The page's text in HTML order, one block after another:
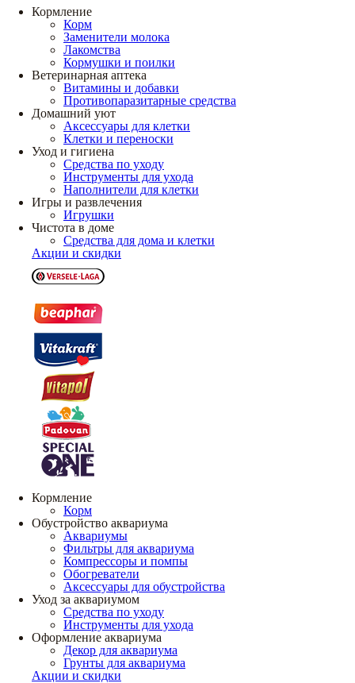
Кормление
Корм
Заменители молока
Лакомства
Кормушки и поилки
Ветеринарная аптека
Витамины и добавки
Противопаразитарные средства
Домашний уют
Аксессуары для клетки
Клетки и переноски
Уход и гигиена
Средства по уходу
Инструменты для ухода
Наполнители для клетки
Игры и развлечения
Игрушки
Чистота в доме
Средства для дома и клетки
Акции и скидки
Кормление
Корм
Обустройство аквариума
Аквариумы
Фильтры для аквариума
Компрессоры и помпы
Обогреватели
Аксессуары для обустройства
Уход за аквариумом
Средства по уходу
Инструменты для ухода
Оформление аквариума
Декор для аквариума
Грунты для аквариума
Акции и скидки